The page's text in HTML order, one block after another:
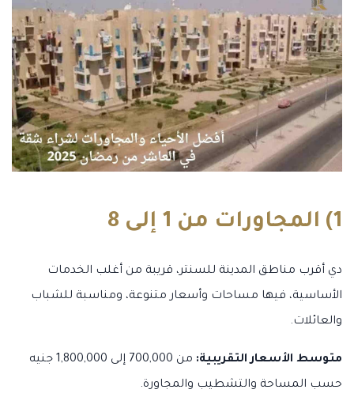
1) المجاورات من 1 إلى 8
دي أقرب مناطق المدينة للسنتر، قريبة من أغلب الخدمات
الأساسية، فيها مساحات وأسعار متنوعة، ومناسبة للشباب
والعائلات.
متوسط الأسعار التقريبية:
من 700,000 إلى 1,800,000 جنيه
حسب المساحة والتشطيب والمجاورة.